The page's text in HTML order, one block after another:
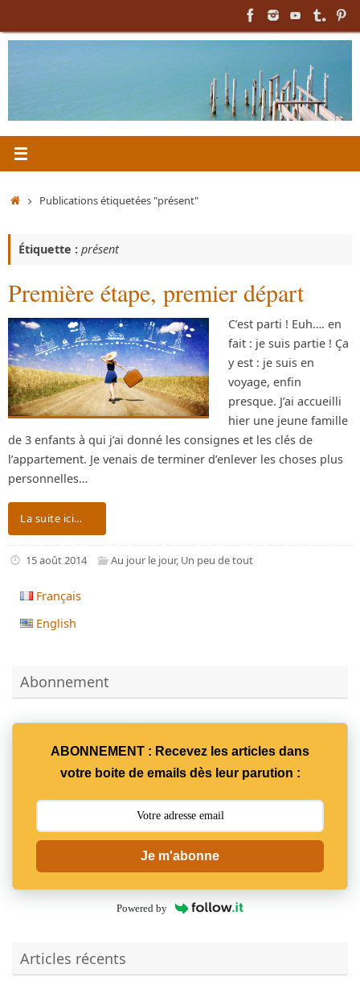
au
AccueilPublications étiquetées "présent"
Étiquette : présent
Première étape, premier départ
C’est parti ! Euh…. en
fait : je suis partie ! Ça
y est : je suis en
voyage, enfin
presque. J’ai accueilli
hier une jeune famille
de 3 enfants à qui j’ai donné les consignes et les clés de
l’appartement. Je venais de terminer d’enlever les choses plus
personnelles…
La suite ici…
15 août 2014 Au jour le jour, Un peu de tout
Français
English
Abonnement
ABONNEMENT : Recevez les articles dans
votre boite de emails dès leur parution :
Je m'abonne
Powered by
Articles récents